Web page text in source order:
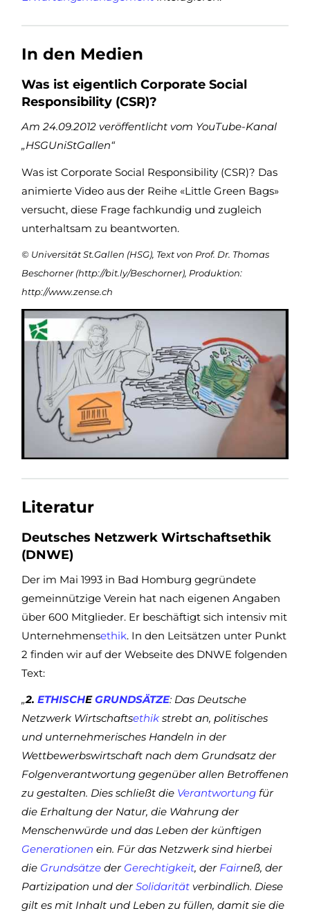
In den Medien
Was ist eigentlich Corporate Social
Responsibility (CSR)?
Am 24.09.2012 veröffentlicht vom YouTube-Kanal
„HSGUniStGallen“
Was ist Corporate Social Responsibility (CSR)? Das
animierte Video aus der Reihe «Little Green Bags»
versucht, diese Frage fachkundig und zugleich
unterhaltsam zu beantworten.
© Universität St.Gallen (HSG), Text von Prof. Dr. Thomas
Beschorner (http://bit.ly/Beschorner), Produktion:
http://www.zense.ch
Literatur
Deutsches Netzwerk Wirtschaftsethik
(DNWE)
Der im Mai 1993 in Bad Homburg gegründete
gemeinnützige Verein hat nach eigenen Angaben
über 600 Mitglieder. Er beschäftigt sich intensiv mit
Unternehmensethik. In den Leitsätzen unter Punkt
2 finden wir auf der Webseite des DNWE folgenden
Text:
„2. ETHISCHEGRUNDSÄTZE: Das Deutsche
Netzwerk Wirtschaftsethik strebt an, politisches
und unternehmerisches Handeln in der
Wettbewerbswirtschaft nach dem Grundsatz der
Folgenverantwortung gegenüber allen Betroffenen
zu gestalten. Dies schließt die Verantwortung für
die Erhaltung der Natur, die Wahrung der
Menschenwürde und das Leben der künftigen
Generationen ein. Für das Netzwerk sind hierbei
die Grundsätze der Gerechtigkeit, der Fairneß, der
Partizipation und derSolidarität verbindlich. Diese
gilt es mit Inhalt und Leben zu füllen, damit sie die